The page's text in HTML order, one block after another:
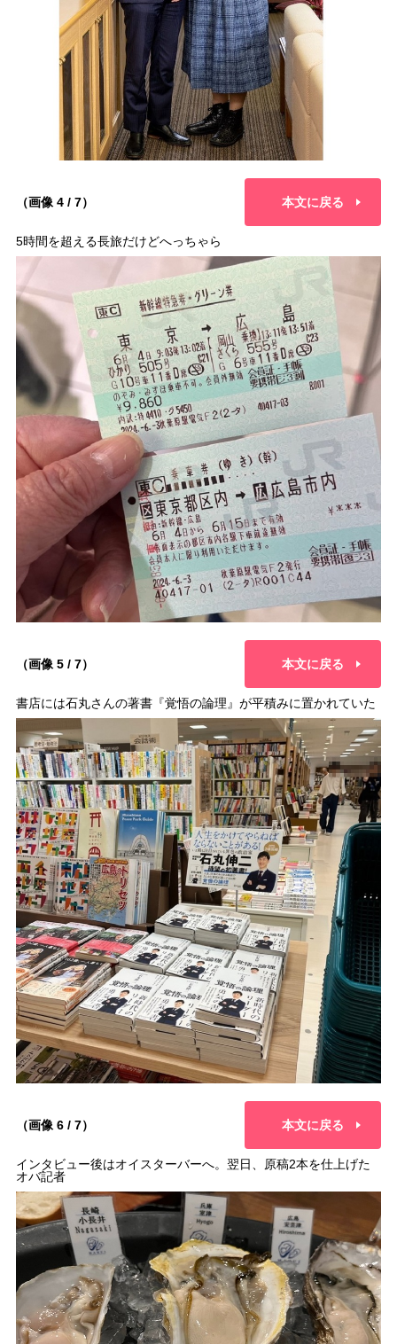
（画像 4 / 7） 本文に戻る
5時間を超える長旅だけどへっちゃら
（画像 5 / 7） 本文に戻る
書店には石丸さんの著書『覚悟の論理』が平積みに置かれていた
（画像 6 / 7） 本文に戻る
インタビュー後はオイスターバーへ。翌日、原稿2本を仕上げた
オバ記者